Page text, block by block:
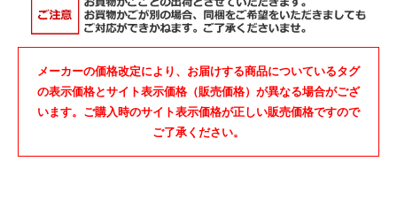
メーカーの価格改定により、お届けする商品についているタグ
の表示価格とサイト表示価格（販売価格）が異なる場合がござ
います。ご購入時のサイト表示価格が正しい販売価格ですので
ご了承ください。